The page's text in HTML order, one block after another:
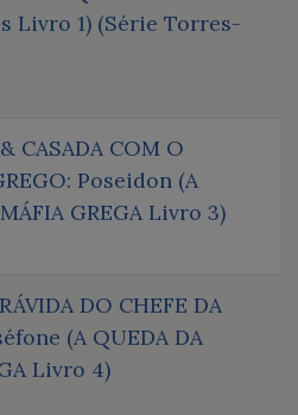
Livro 1) (Série Torres-
CASADA COM O
Poseidon (A
GREGA Livro 3)
DO CHEFE DA
(A QUEDA DA
Livro 4)